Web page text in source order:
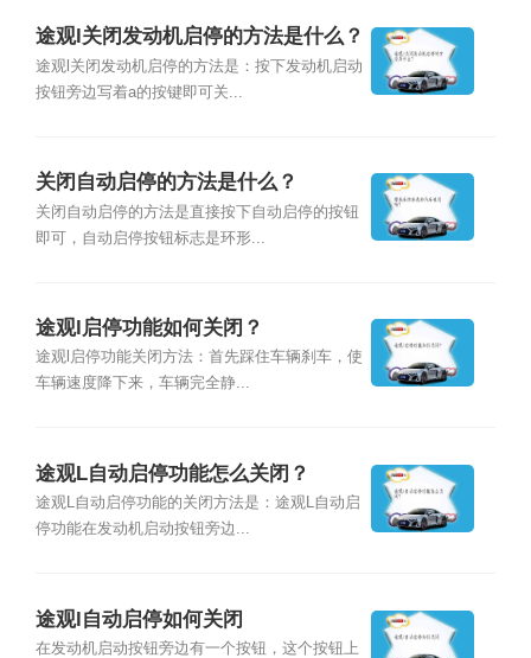
途观l关闭发动机启停的方法是什么？
途观l关闭发动机启停的方法是：按下发动机启动
按钮旁边写着a的按键即可关...
关闭自动启停的方法是什么？
关闭自动启停的方法是直接按下自动启停的按钮
即可，自动启停按钮标志是环形...
途观l启停功能如何关闭？
途观l启停功能关闭方法：首先踩住车辆刹车，使
车辆速度降下来，车辆完全静...
途观L自动启停功能怎么关闭？
途观L自动启停功能的关闭方法是：途观L自动启
停功能在发动机启动按钮旁边...
途观l自动启停如何关闭
在发动机启动按钮旁边有一个按钮，这个按钮上